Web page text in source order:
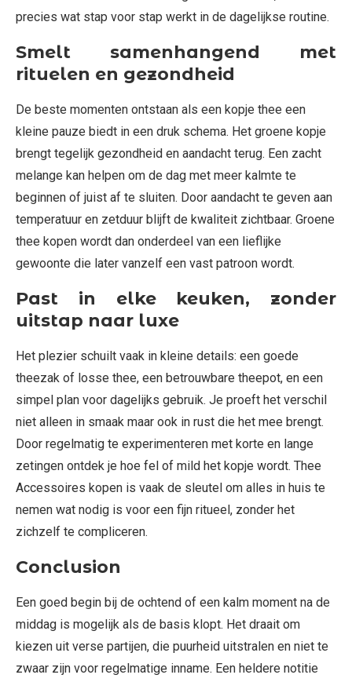
precies wat stap voor stap werkt in de dagelijkse routine.
Smelt samenhangend met
rituelen en gezondheid
De beste momenten ontstaan als een kopje thee een
kleine pauze biedt in een druk schema. Het groene kopje
brengt tegelijk gezondheid en aandacht terug. Een zacht
melange kan helpen om de dag met meer kalmte te
beginnen of juist af te sluiten. Door aandacht te geven aan
temperatuur en zetduur blijft de kwaliteit zichtbaar. Groene
thee kopen wordt dan onderdeel van een lieflijke
gewoonte die later vanzelf een vast patroon wordt.
Past in elke keuken, zonder
uitstap naar luxe
Het plezier schuilt vaak in kleine details: een goede
theezak of losse thee, een betrouwbare theepot, en een
simpel plan voor dagelijks gebruik. Je proeft het verschil
niet alleen in smaak maar ook in rust die het mee brengt.
Door regelmatig te experimenteren met korte en lange
zetingen ontdek je hoe fel of mild het kopje wordt. Thee
Accessoires kopen is vaak de sleutel om alles in huis te
nemen wat nodig is voor een fijn ritueel, zonder het
zichzelf te compliceren.
Conclusion
Een goed begin bij de ochtend of een kalm moment na de
middag is mogelijk als de basis klopt. Het draait om
kiezen uit verse partijen, die puurheid uitstralen en niet te
zwaar zijn voor regelmatige inname. Een heldere notitie